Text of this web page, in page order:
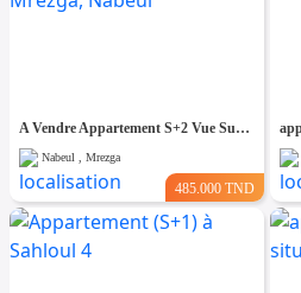
A Vendre Appartement S+2 Vue Sur Mer à AFH Mrezga, Nabeul
Nabeul , Mrezga
485.000 TND